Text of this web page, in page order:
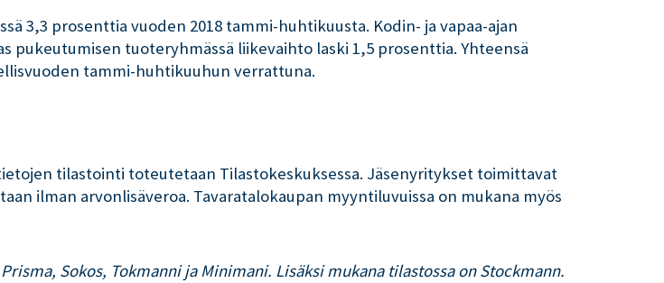
3,3 prosenttia vuoden 2018 tammi-huhtikuusta. Kodin- ja vapaa-ajan
pukeutumisen tuoteryhmässä liikevaihto laski 1,5 prosenttia. Yhteensä
tammi-huhtikuuhun verrattuna.
tilastointi toteutetaan Tilastokeskuksessa. Jäsenyritykset toimittavat
ilman arvonlisäveroa. Tavaratalokaupan myyntiluvuissa on mukana myös
Sokos, Tokmanni ja Minimani. Lisäksi mukana tilastossa on Stockmann.